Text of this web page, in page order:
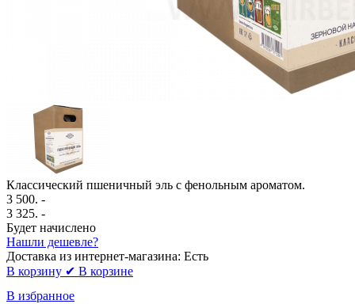
Классический пшеничный эль с фенольным ароматом.
3 500. -
3 325. -
Будет начислено
Нашли дешевле?
Доставка из интернет-магазина: Есть
В корзину ✔ В корзине
В избранное